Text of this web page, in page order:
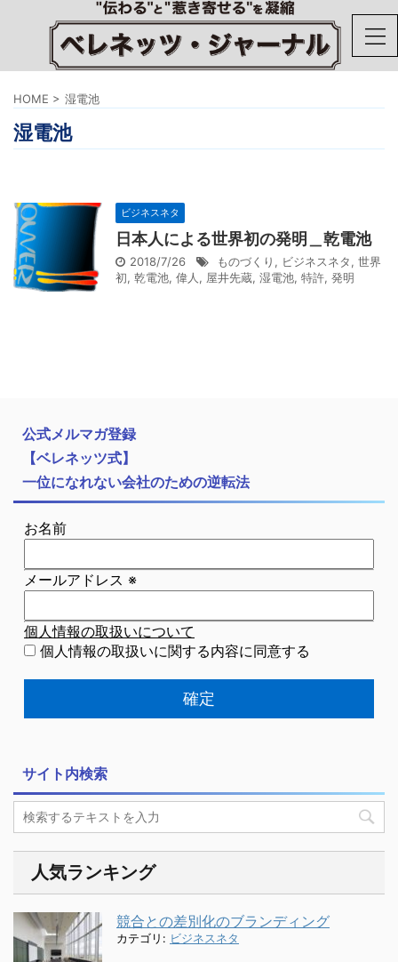
HOME > 湿電池
湿電池
ビジネスネタ
日本人による世界初の発明＿乾電池
2018/7/26 ものづくり , ビジネスネタ, 世界
初, 乾電池, 偉人 , 屋井先蔵, 湿電池, 特許, 発明
公式メルマガ登録
【ベレネッツ式】
一位になれない会社のための逆転法
お名前
メールアドレス ※
個人情報の取扱いについて
個人情報の取扱いに関する内容に同意する
サイト内検索
人気ランキング
競合との差別化のブランディング
カテゴリ: ビジネスネタ